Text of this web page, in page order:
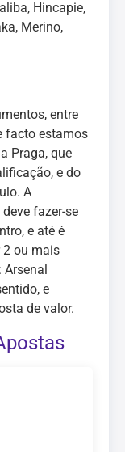
Hincapie,
Merino,
entre
facto estamos
Praga, que
e do
A
fazer-se
e até é
2 ou mais
Arsenal
e
de valor.